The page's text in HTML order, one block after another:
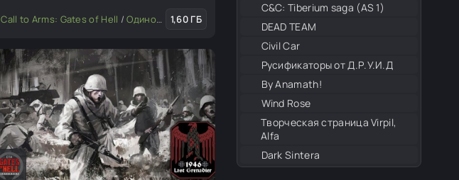
Call to Arms: Gates of Hell /Одиночные миссии 1,60 ГБ
С&С: Tiberium saga (AS 1)
DEAD TEAM
Civil Car
Русификаторы от Д.Р.У.И.Д
By Anamath!
Wind Rose
Творческая страница Virpil,
Alfa
Dark Sintera